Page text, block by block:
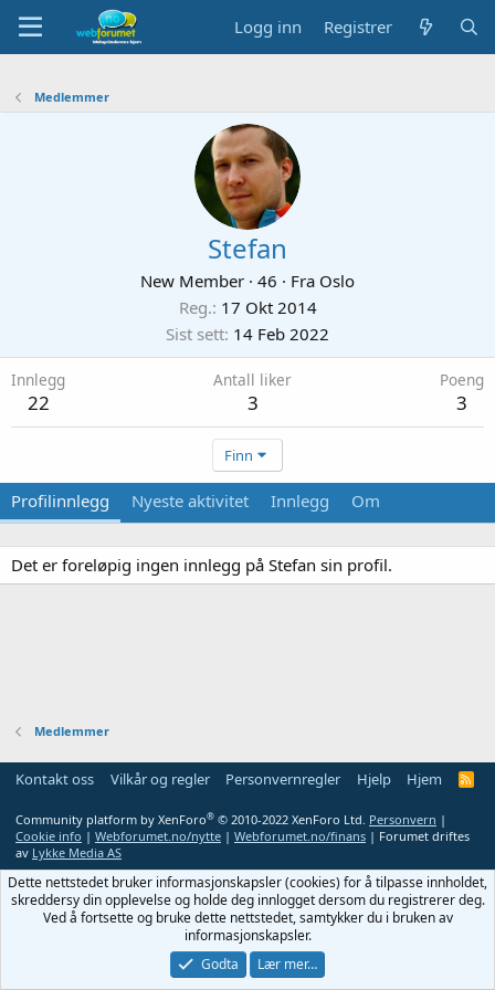
Logg inn Registrer
Medlemmer
Stefan
New Member · 46 · Fra Oslo
Reg. 17 Okt 2014
Sist sett 14 Feb 2022
Innlegg
22
Antall liker
3
Poeng
3
Finn
Profilinnlegg Nyeste aktivitet Innlegg Om
Det er foreløpig ingen innlegg på Stefan sin profil.
Medlemmer
Kontakt oss Vilkår og regler Personvernregler Hjelp Hjem
R
Community platform by XenForo® © 2010-2022 XenForo Ltd. Personvern |
Cookie info | Webforumet.no/nytte | Webforumet.no/finans | Forumet driftes
av Lykke Media AS
Dette nettstedet bruker informasjonskapsler (cookies) for å tilpasse innholdet,
skreddersy din opplevelse og holde deg innlogget dersom du registrerer deg.
Ved å fortsette og bruke dette nettstedet, samtykker du i bruken av
informasjonskapsler.
Godta
Lær mer…